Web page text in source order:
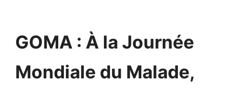
GOMA : À la Journée
Mondiale du Malade,